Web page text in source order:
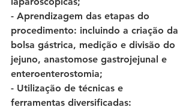
- Aprendizagem das etapas do
procedimento: incluindo a criação da
bolsa gástrica, medição e divisão do
jejuno, anastomose gastrojejunal e
enteroenterostomia;
- Utilização de técnicas e
ferramentas diversificadas: